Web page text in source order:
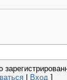
Вход ]